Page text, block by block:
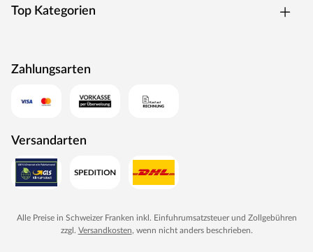
Top Kategorien
Zahlungsarten
Versandarten
Alle Preise in Schweizer Franken inkl. Einfuhrumsatzsteuer und Zollgebühren
zzgl. Versandkosten, wenn nicht anders beschrieben.